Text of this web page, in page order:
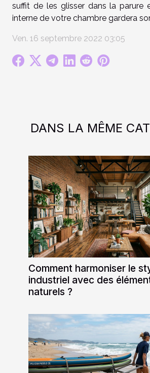
suffit de les glisser dans la parure
interne de votre chambre gardera
Ven. 16 septembre 2022 03:05
DANS LA MÊME
Comment harmoniser le
industriel avec des
naturels ?